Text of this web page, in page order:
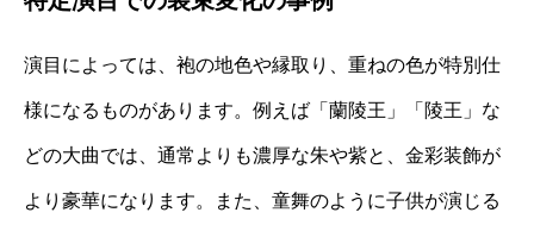
演目によっては、袍の地色や縁取り、重ねの色が特別仕
様になるものがあります。例えば「蘭陵王」「陵王」な
どの大曲では、通常よりも濃厚な朱や紫と、金彩装飾が
より豪華になります。また、童舞のように子供が演じる